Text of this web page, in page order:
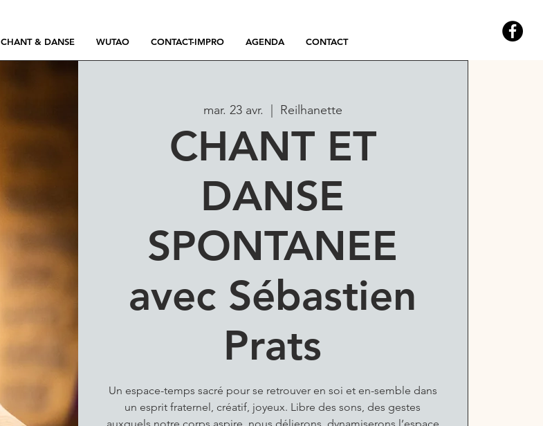
CHANT & DANSE WUTAO CONTACT-IMPRO AGENDA CONTACT
mar. 23 avr. Reilhanette
CHANT ET
DANSE
SPONTANEE
avec Sébastien
Prats
Un espace-temps sacré pour se retrouver en soi et en-semble dans
un esprit fraternel, créatif, joyeux. Libre des sons, des gestes